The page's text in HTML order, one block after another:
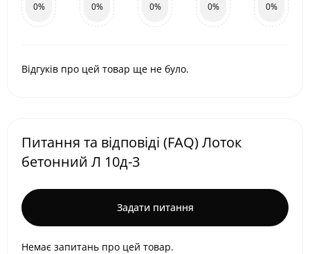
0% 0% 0% 0% 0%
Відгуків про цей товар ще не було.
Питання та відповіді (FAQ) Лоток
бетонний Л 10д-3
Задати питання
Немає запитань про цей товар.